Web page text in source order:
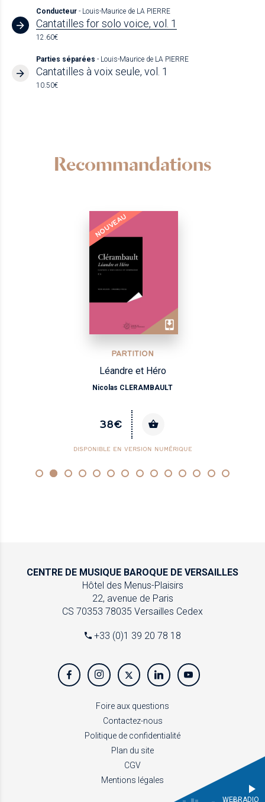
Conducteur - Louis-Maurice de LA PIERRE
Cantatilles for solo voice, vol. 1
12.60€
Parties séparées - Louis-Maurice de LA PIERRE
Cantatilles à voix seule, vol. 1
10.50€
Recommandations
NOUVEAU
PARTITION
Léandre et Héro
Nicolas CLERAMBAULT
38€
DISPONIBLE EN VERSION NUMÉRIQUE
CENTRE DE MUSIQUE BAROQUE DE VERSAILLES
Hôtel des Menus-Plaisirs
22, avenue de Paris
CS 70353 78035 Versailles Cedex
+33 (0)1 39 20 78 18
Foire aux questions
Contactez-nous
Politique de confidentialité
Plan du site
CGV
Mentions légales
WEBRADIO